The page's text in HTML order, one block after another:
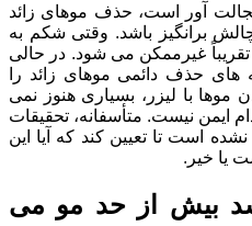
خجالت آور است، حذف موهای زائد
برانگیز باشد. وقتی شکم به
غیرممکن می شود. در حالی
های حذف دائمی موهای زائد را
موها با لیزر، بسیاری هنوز نمی
ایمن نیست. متأسفانه، تحقیقات
است تا تعیین کند که آیا این
یا خیر.
بیش از حد مو می